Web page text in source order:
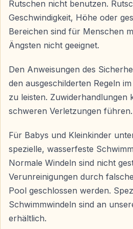
Warum Aqua Fantasy
Wählen?
— Einer der größten und
— Über 30 Wasserrutschen für
Erwachsene
— Separate, sichere Bereiche für
— Hin- und Rücktransfer von
— Ganztägiger Zugang zu allen
Der Aqua Fantasy Aquapark ist
Kuşadası-Urlaubs — perfekt für
Freundesgruppen.
Rutschen nicht benutzen.
Geschwindigkeit, Höhe oder
Bereichen sind für Menschen
Ängsten nicht geeignet.
Den Anweisungen des
den ausgeschilderten Regeln
zu leisten. Zuwiderhandlungen
schweren Verletzungen führen.
Für Babys und Kleinkinder
spezielle, wasserfeste
Normale Windeln sind nicht
Verunreinigungen durch
Pool geschlossen werden.
Schwimmwindeln sind an
erhältlich.